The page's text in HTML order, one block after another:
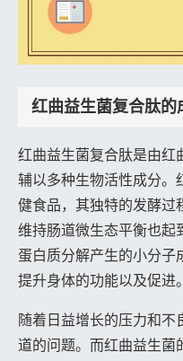
红曲益生菌复合肽的
红曲益生菌复合肽是由红
辅以多种生物活性成分。
健食品，其独特的发酵过
维持肠道微生态平衡也起
蛋白质分解产生的小分子
提升身体的功能以及促进。
随着日益增长的压力和不
道的问题。而红曲益生菌